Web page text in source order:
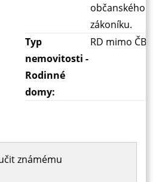
občanského
zákoníku.
Typ
nemovitosti -
Rodinné
domy:
RD mimo ČB
známému